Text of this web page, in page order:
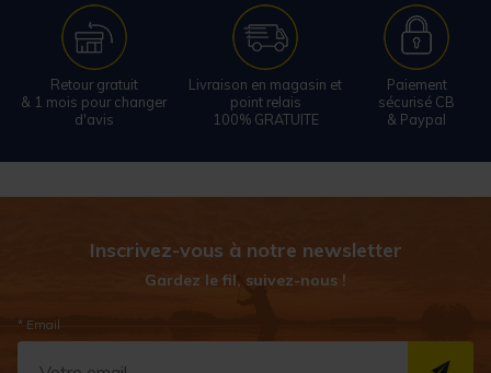
Retour gratuit
& 1 mois pour changer
d'avis
Livraison en magasin et
point relais
100% GRATUITE
Paiement
sécurisé CB
& Paypal
Inscrivez-vous à notre newsletter
Gardez le fil, suivez-nous !
* Email